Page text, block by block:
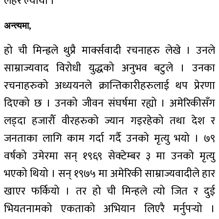
अन्त्यमा,
हो ची मिन्ह्रले थुप्रै मार्क्सवादी रचनाहरु लेखे । उनले
साम्राज्यवाद विरोधी युद्धको अनुभव बटुले । उनका
रचनाहरुको अध्ययनले क्रान्तिकारीहरुलाई थप प्रेरणा
दिएको छ । उनको जीवन संघर्षमा रह्यो । अमेरिकीसँग
लड्दा हजारौँ वीरहरुको ज्यान गइरहेको तथा देश र
जनताका लागि काम गर्दा गर्दै उनको मृत्यु भयो । ७९
वर्षको उमेरमा सन् १९६९ सेक्टेम्बर ३ मा उनको मृत्यु
भएको थियो । सन् १९७५ मा अमेरिकी साम्राज्यवादीले हार
खाएर फर्कियो । तर हो ची मिन्हले त्यो जित र दुई
भियतनामको एकताको अभियान लिएरै मर्नुपर्‍यो ।